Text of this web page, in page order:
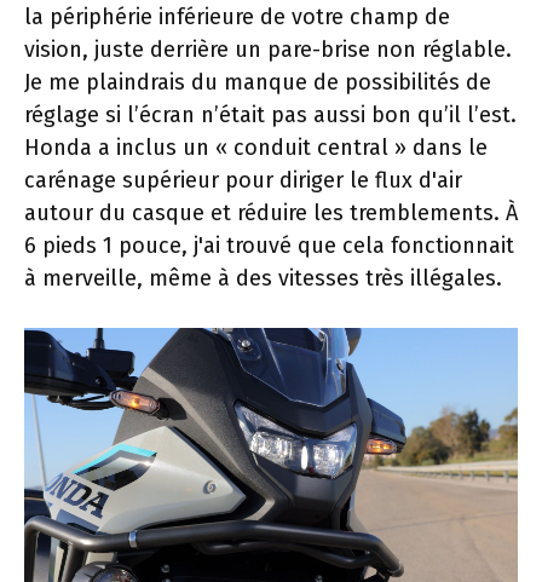
la périphérie inférieure de votre champ de
vision, juste derrière un pare-brise non réglable.
Je me plaindrais du manque de possibilités de
réglage si l’écran n’était pas aussi bon qu’il l’est.
Honda a inclus un « conduit central » dans le
carénage supérieur pour diriger le flux d'air
autour du casque et réduire les tremblements. À
6 pieds 1 pouce, j'ai trouvé que cela fonctionnait
à merveille, même à des vitesses très illégales.